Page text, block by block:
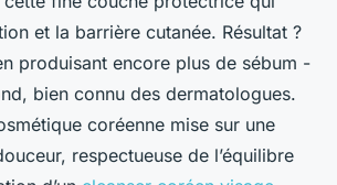
et la barrière cutanée. Résultat ?
produisant encore plus de sébum -
bien connu des dermatologues.
coréenne mise sur une
respectueuse de l’équilibre